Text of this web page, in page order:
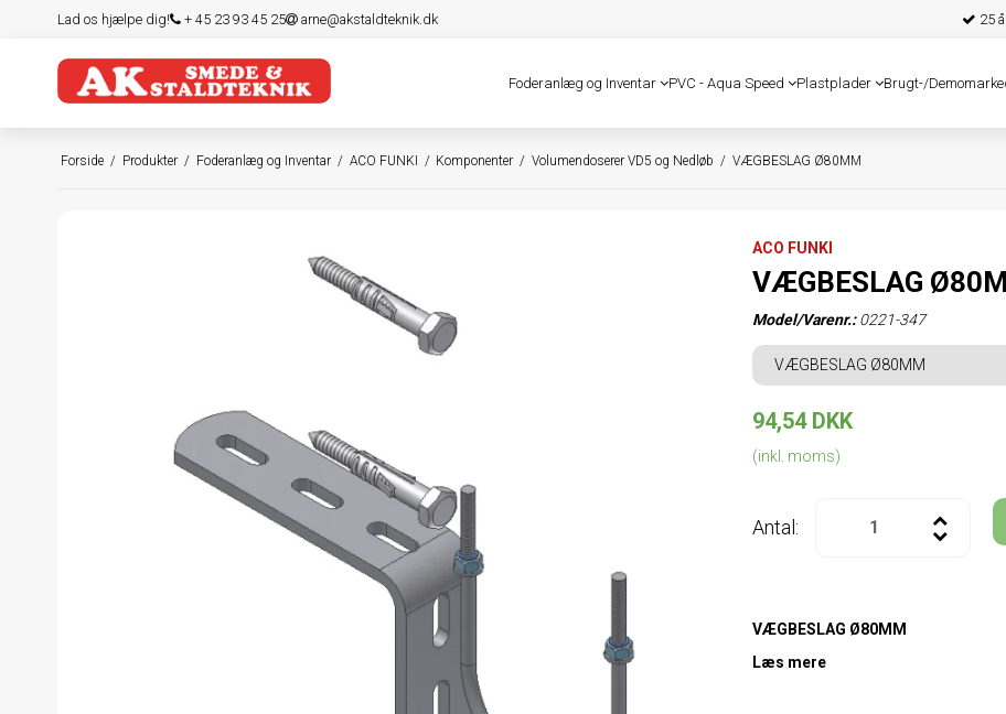
Lad os hjælpe dig! + 45 23 93 45 25 arne@akstaldteknik.dk 25
Foderanlæg og Inventar PVC - Aqua Speed Plastplader Brugt-/
Forside / Produkter / Foderanlæg og Inventar / ACO FUNKI / Komponenter / Volumendoserer VD5 og Nedløb / VÆGBESLAG Ø80MM
ACO FUNKI
VÆGBESLAG
Model/Varenr.: 0221-347
VÆGBESLAG Ø80MM
94,54 DKK
(inkl. moms)
Antal:
VÆGBESLAG Ø80MM
Læs mere